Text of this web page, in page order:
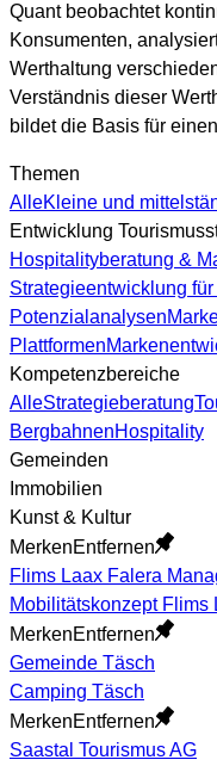
Quant beobachtet
Konsumenten,
Werthaltung
Verständnis dieser
bildet die Basis für
Themen
AlleKleine und
Entwicklung
Hospitalityberatung &
Strategieentwicklung
Potenzialanalysen
Plattformen
Kompetenzbereiche
AlleStrategieberatung
BergbahnenHospitality
Gemeinden
Immobilien
Kunst & Kultur
MerkenEntfernen
Flims Laax Falera
Mobilitätskonzept Flims
MerkenEntfernen
Gemeinde Täsch
Camping Täsch
MerkenEntfernen
Saastal Tourismus AG